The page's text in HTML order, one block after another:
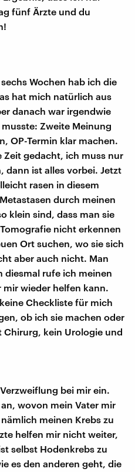
fünf Ärzte und du
Wochen hab ich die
hat mich natürlich aus
danach war irgendwie
Zweite Meinung
OP-Termin klar machen.
Zeit gedacht, ich muss nur
dann ist alles vorbei. Jetzt
rasen in diesem
durch meinen
klein sind, dass man sie
nicht erkennen
Ort suchen, wo sie sich
aber auch nicht. Man
diesmal rufe ich meinen
mir wieder helfen kann.
Checkliste für mich
ob ich sie machen oder
Chirurg, kein Urologie und
bei mir ein.
wovon mein Vater mir
meinen Krebs zu
helfen mir nicht weiter,
selbst Hodenkrebs zu
es den anderen geht, die